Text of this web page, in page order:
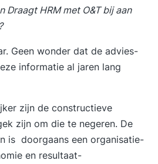
Draagt HRM met O&T bij aan
Geen wonder dat de advies-
informatie al jaren lang
zijn de constructieve
zijn om die te negeren. De
is doorgaans een organisatie-
en resultaat-